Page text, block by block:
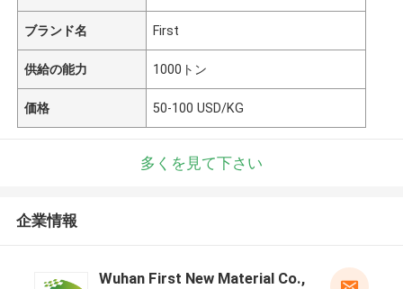
ブランド名 First
供給の能力 1000トン
価格 50-100 USD/KG
多くを見て下さい
企業情報
Wuhan First New Material Co.,